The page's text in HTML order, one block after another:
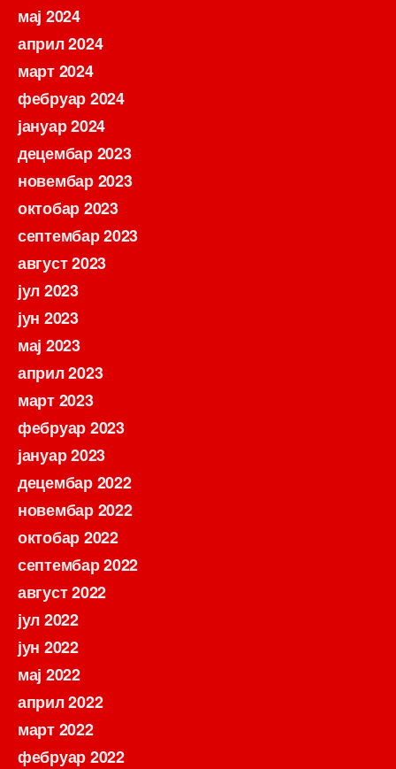
мај 2024
април 2024
март 2024
фебруар 2024
јануар 2024
децембар 2023
новембар 2023
октобар 2023
септембар 2023
август 2023
јул 2023
јун 2023
мај 2023
април 2023
март 2023
фебруар 2023
јануар 2023
децембар 2022
новембар 2022
октобар 2022
септембар 2022
август 2022
јул 2022
јун 2022
мај 2022
април 2022
март 2022
фебруар 2022